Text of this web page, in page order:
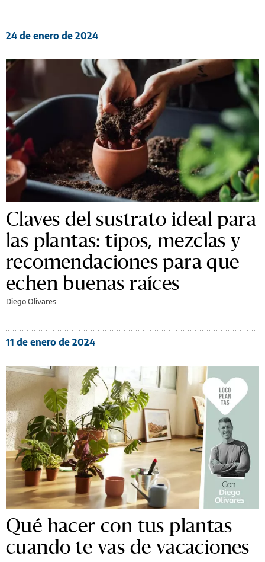
24 de enero de 2024
Claves del sustrato ideal para
las plantas: tipos, mezclas y
recomendaciones para que
echen buenas raíces
Diego Olivares
11 de enero de 2024
Qué hacer con tus plantas
cuando te vas de vacaciones